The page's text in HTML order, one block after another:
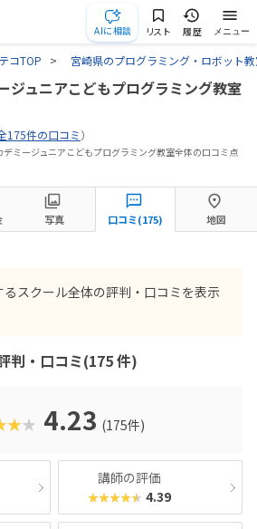
AIに相談 リスト 履歴 メニュー
コTOP 宮崎県のプログラミング・ロボット
ジュニアこどもプログラミング教室
175件の口コミ）
ミージュニアこどもプログラミング教室全体の口コミ点
写真 口コミ(175) 地図
るスクール全体の評判・口コミを表示
判・口コミ(175 件)
4.23 (175件)
講師の評価
★★★★★ 4.39